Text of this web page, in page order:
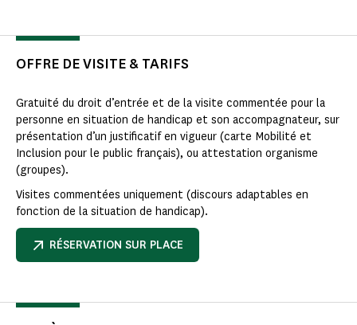
OFFRE DE VISITE & TARIFS
Gratuité du droit d’entrée et de la visite commentée pour la
personne en situation de handicap et son accompagnateur, sur
présentation d’un justificatif en vigueur (carte Mobilité et
Inclusion pour le public français), ou attestation organisme
(groupes).
Visites commentées uniquement (discours adaptables en
fonction de la situation de handicap).
RÉSERVATION SUR PLACE